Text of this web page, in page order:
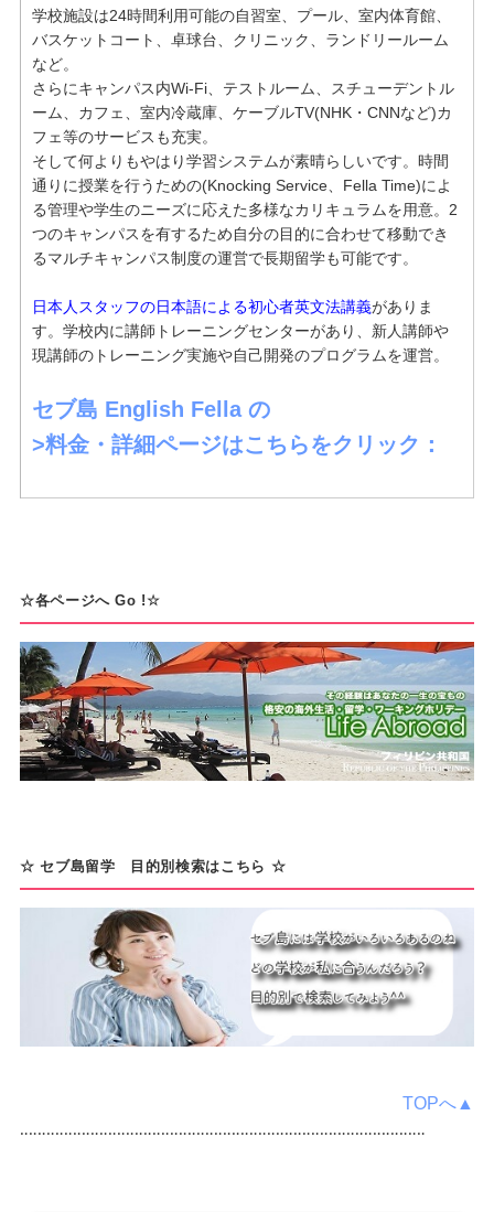
学校施設は24時間利用可能の自習室、プール、室内体育館、
バスケットコート、卓球台、クリニック、ランドリールーム
など。
さらにキャンパス内Wi-Fi、テストルーム、スチューデントル
ーム、カフェ、室内冷蔵庫、ケーブルTV(NHK・CNNなど)カ
フェ等のサービスも充実。
そして何よりもやはり学習システムが素晴らしいです。時間
通りに授業を行うための(Knocking Service、Fella Time)によ
る管理や学生のニーズに応えた多様なカリキュラムを用意。2
つのキャンパスを有するため自分の目的に合わせて移動でき
るマルチキャンパス制度の運営で長期留学も可能です。
日本人スタッフの日本語による初心者英文法講義がありま
す。学校内に講師トレーニングセンターがあり、新人講師や
現講師のトレーニング実施や自己開発のプログラムを運営。
セブ島 English Fella の
>料金・詳細ページはこちらをクリック：
☆各ページへ Go !☆
☆ セブ島留学 目的別検索はこちら ☆
TOPへ▲
‥‥‥‥‥‥‥‥‥‥‥‥‥‥‥‥‥‥‥‥‥‥‥‥‥‥‥‥‥‥‥‥‥‥‥‥‥‥‥‥‥‥‥‥‥‥